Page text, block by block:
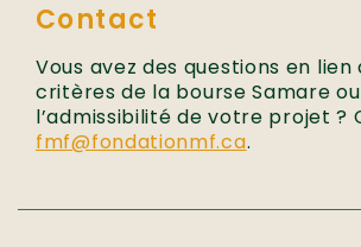
Contact
Vous avez des questions en lien
critères de la bourse Samare ou
l’admissibilité de votre projet ?
fmf@fondationmf.ca.